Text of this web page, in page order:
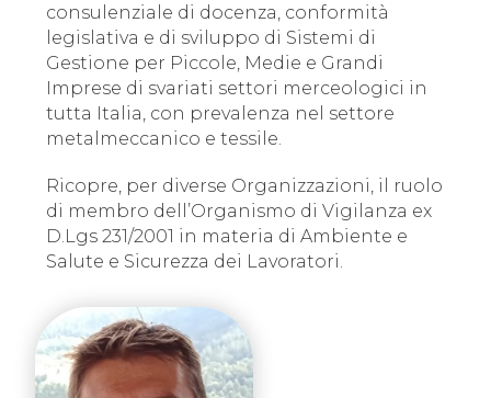
consulenziale di docenza, conformità
legislativa e di sviluppo di Sistemi di
Gestione per Piccole, Medie e Grandi
Imprese di svariati settori merceologici in
tutta Italia, con prevalenza nel settore
metalmeccanico e tessile.
Ricopre, per diverse Organizzazioni, il ruolo
di membro dell’Organismo di Vigilanza ex
D.Lgs 231/2001 in materia di Ambiente e
Salute e Sicurezza dei Lavoratori.